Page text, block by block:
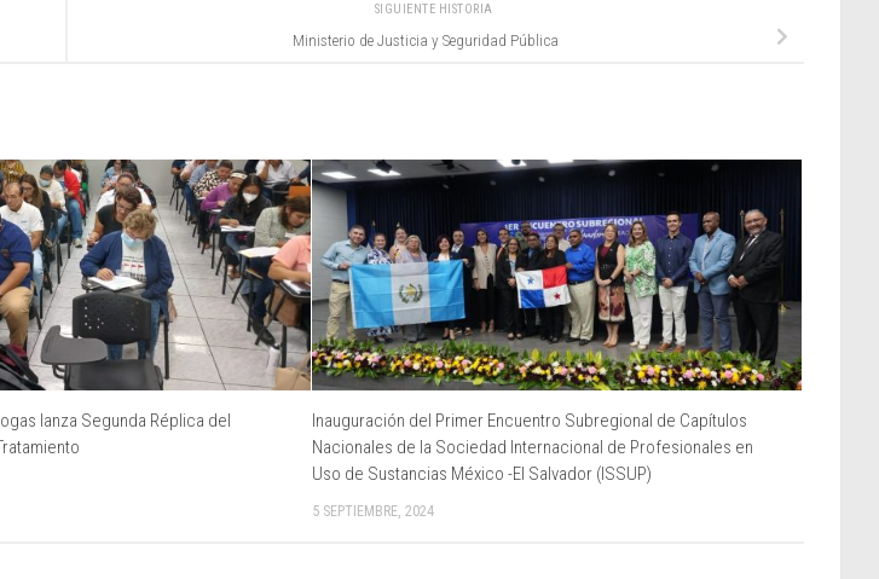
SIGUIENTE HISTORIA
Ministerio de Justicia y Seguridad Pública
lanza Segunda Réplica del
Inauguración del Primer Encuentro Subregional de Capítulos
Nacionales de la Sociedad Internacional de Profesionales en
Uso de Sustancias México -El Salvador (ISSUP)
5 SEPTIEMBRE, 2024